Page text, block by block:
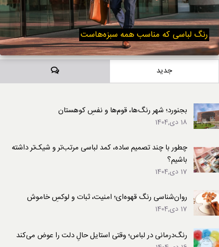
رنگ لباسی که مناسب همه سبزه‌هاست
جدید دیدگاه‌ها
بجنورد؛ شهر رنگ‌ها، قوم‌ها و نفسِ کوهستان
18 دی,1404
چطور با چند تصمیم ساده، کمد لباسی مرتب‌تر و شیک‌تر داشته
باشیم؟
17 دی,1404
روان‌شناسی رنگ قهوه‌ای؛ امنیت، ثبات و لوکسِ خاموش
17 دی,1404
رنگ‌درمانی در لباس؛ وقتی استایل حالِ دلت را عوض می‌کند